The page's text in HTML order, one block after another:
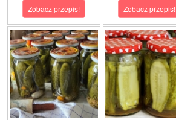
Zobacz przepis! Zobacz przepis!